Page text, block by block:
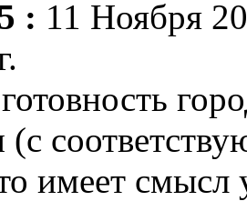
: 11 Ноября
(с
имеет